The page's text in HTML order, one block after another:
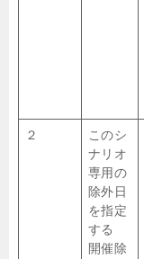
２
このシ
ナリオ
専用の
除外日
を指定
する
開催除